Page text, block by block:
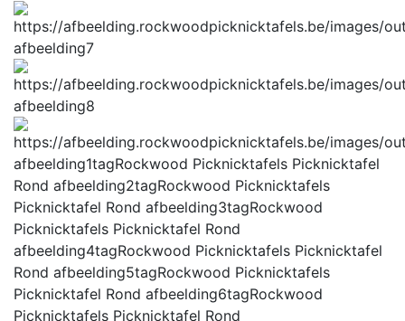
afbeelding7
afbeelding8
afbeelding1tagRockwood Picknicktafels Picknicktafel
Rond afbeelding2tagRockwood Picknicktafels
Picknicktafel Rond afbeelding3tagRockwood
Picknicktafels Picknicktafel Rond
afbeelding4tagRockwood Picknicktafels Picknicktafel
Rond afbeelding5tagRockwood Picknicktafels
Picknicktafel Rond afbeelding6tagRockwood
Picknicktafels Picknicktafel Rond